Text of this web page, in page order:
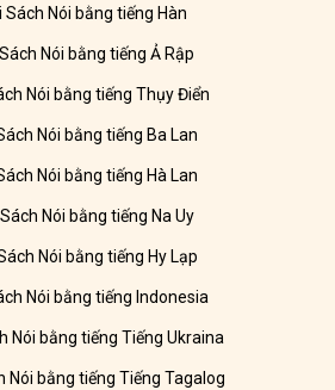
Sách Nói bằng tiếng Hàn
Nói bằng tiếng Ả Rập
Nói bằng tiếng Thụy Điển
Nói bằng tiếng Ba Lan
Nói bằng tiếng Hà Lan
Nói bằng tiếng Na Uy
Nói bằng tiếng Hy Lạp
Nói bằng tiếng Indonesia
Nói bằng tiếng Tiếng Ukraina
Nói bằng tiếng Tiếng Tagalog